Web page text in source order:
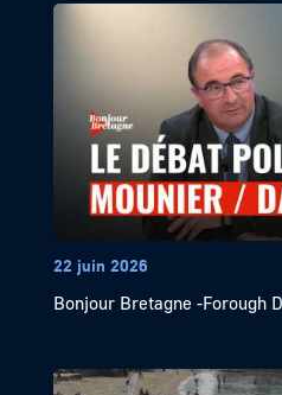
22 juin 2026
Bonjour Bretagne -Forough